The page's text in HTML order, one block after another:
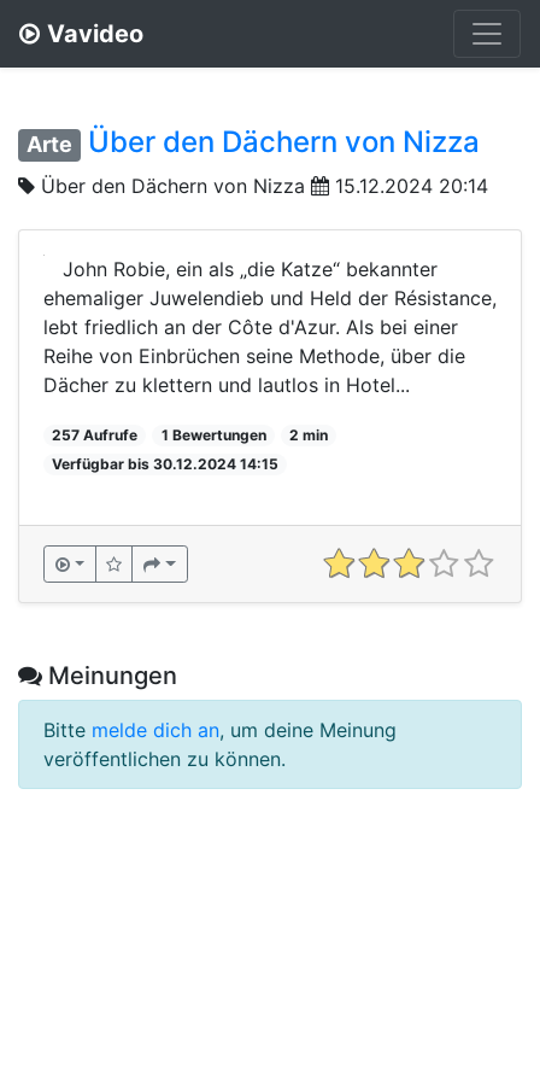
Vavideo
Arte Über den Dächern von Nizza
Über den Dächern von Nizza 15.12.2024 20:14
John Robie, ein als „die Katze“ bekannter
ehemaliger Juwelendieb und Held der Résistance,
lebt friedlich an der Côte d'Azur. Als bei einer
Reihe von Einbrüchen seine Methode, über die
Dächer zu klettern und lautlos in Hotel...
257 Aufrufe 1 Bewertungen
2 min
Verfügbar bis 30.12.2024 14:15
Meinungen
Bitte melde dich an, um deine Meinung
veröffentlichen zu können.